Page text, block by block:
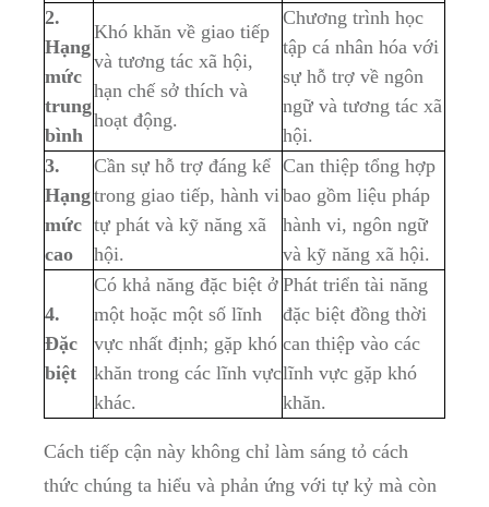
2.‍
Hạng
mức
trung
⁣bình
Khó khăn về ⁤giao tiếp
và ⁤tương tác xã hội,
hạn chế ‍sở thích và
⁣hoạt động.
Chương trình học
tập cá nhân hóa với
sự hỗ trợ về ⁤ngôn
ngữ và tương tác xã
hội.
3.
Hạng
mức
cao
Cần sự hỗ trợ đáng kể
⁤trong giao tiếp, hành vi
tự phát và kỹ năng⁢ xã
hội.
Can thiệp ⁢tổng​ hợp
bao gồm liệu pháp
⁢hành vi, ngôn ngữ
và kỹ⁤ năng xã hội.
4.
Đặc
⁣biệt
Có khả năng đặc biệt ở
một hoặc một số lĩnh
vực nhất định; gặp khó
khăn trong các lĩnh vực
khác.
Phát triển tài năng
đặc biệt ‍đồng thời⁢
can thiệp vào‌ các⁢
lĩnh vực gặp khó
khăn.
Cách tiếp cận này​ không chỉ làm sáng tỏ cách
thức ‍chúng ta hiểu và phản ứng với ⁣tự kỷ mà ‍còn